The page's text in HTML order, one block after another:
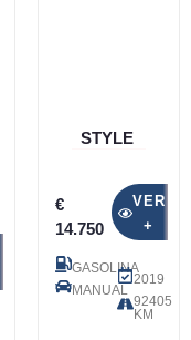
STYLE
€
14.750
VER
+
GASOLINA
MANUAL
2019
92405
KM